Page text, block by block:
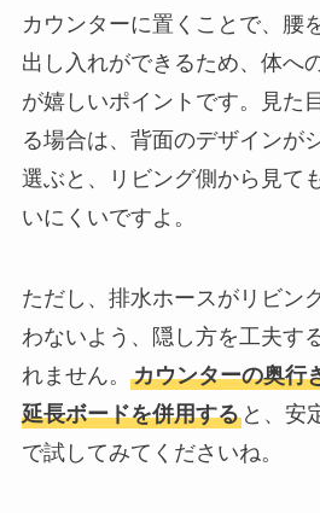
カウンターに置くことで、腰
出し入れができるため、体へ
が嬉しいポイントです。見た
る場合は、背面のデザインが
選ぶと、リビング側から見て
いにくいですよ。
ただし、排水ホースがリビン
わないよう、隠し方を工夫す
れません。 カウンターの奥行
延長ボードを併用すると、安
で試してみてくださいね。